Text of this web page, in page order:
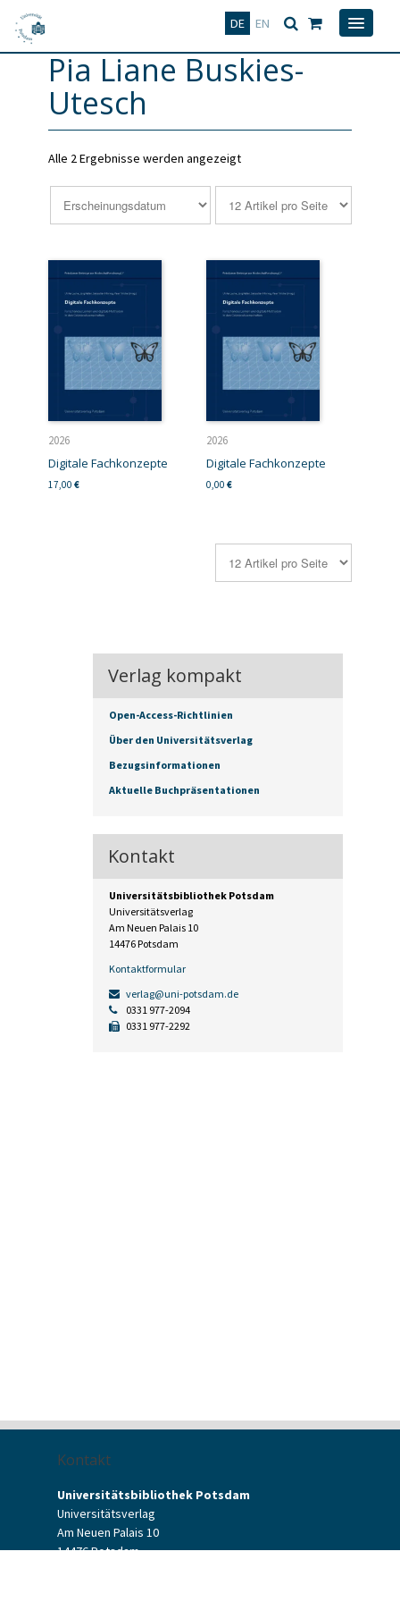
DE EN
Deutsch
Pia Liane Buskies-
Utesch
Alle 2 Ergebnisse werden angezeigt
2026
Digitale Fachkonzepte
17,00 €
2026
Digitale Fachkonzepte
0,00 €
Verlag kompakt
Open-Access-Richtlinien
Über den Universitätsverlag
Bezugsinformationen
Aktuelle Buchpräsentationen
Kontakt
Universitätsbibliothek Potsdam
Universitätsverlag
Am Neuen Palais 10
14476 Potsdam
Kontaktformular
verlag@uni-potsdam.de
0331 977-2094
0331 977-2292
Kontakt
Universitätsbibliothek Potsdam
Universitätsverlag
Am Neuen Palais 10
14476 Potsdam